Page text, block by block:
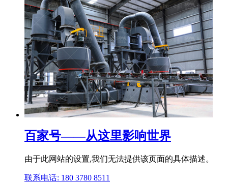
百家号——从这里影响世界
由于此网站的设置,我们无法提供该页面的具体描述。
联系电话: 180 3780 8511